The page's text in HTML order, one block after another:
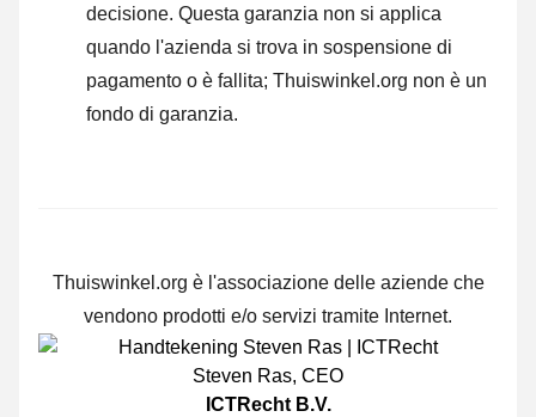
decisione. Questa garanzia non si applica
quando l'azienda si trova in sospensione di
pagamento o è fallita; Thuiswinkel.org non è un
fondo di garanzia.
Thuiswinkel.org è l'associazione delle aziende che
vendono prodotti e/o servizi tramite Internet.
Steven Ras, CEO
ICTRecht B.V.